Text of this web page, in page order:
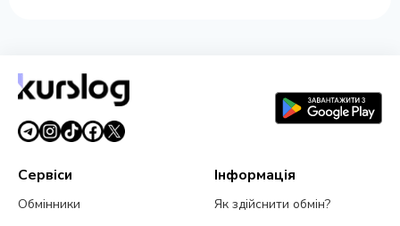
Сервіси
Обмінники
Інформація
Як здійснити обмін?